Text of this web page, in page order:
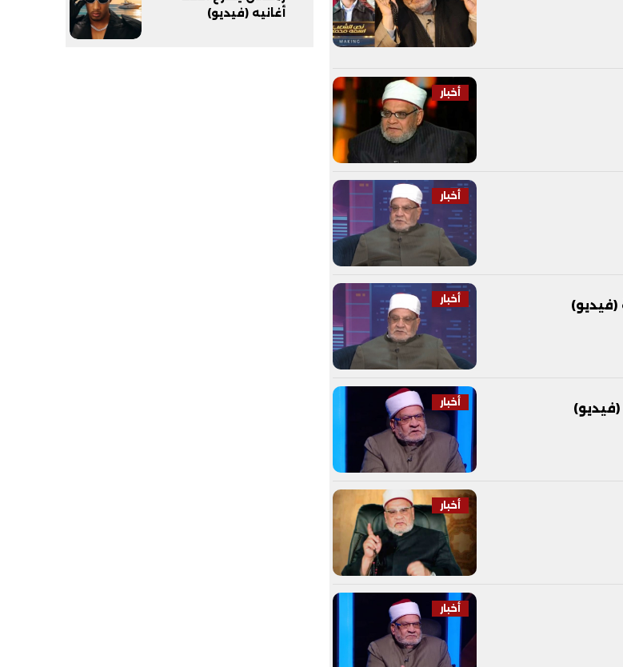
أخبار
أخبار
أخبار
(فيديو)
أخبار
أخبار
أخبار
أغانيه (فيديو)